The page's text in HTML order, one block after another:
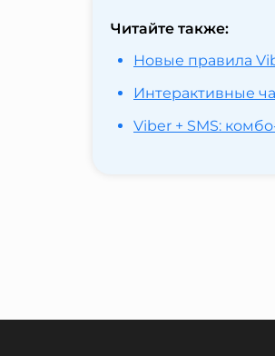
Читайте также:
Новые правила
Интерактивные
Viber + SMS: